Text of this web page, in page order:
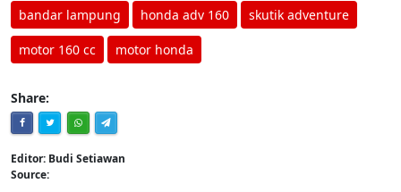
bandar lampung honda adv 160 skutik adventure
motor 160 cc motor honda
Share:
Editor: Budi Setiawan
Source: